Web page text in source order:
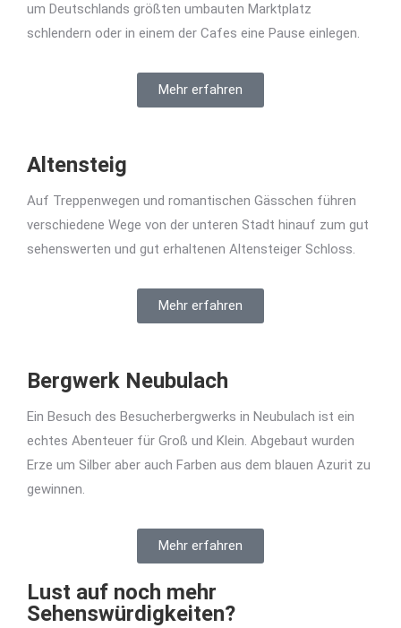
um Deutschlands größten umbauten Marktplatz
schlendern oder in einem der Cafes eine Pause einlegen.
Mehr erfahren
Altensteig
Auf Treppenwegen und romantischen Gässchen führen
verschiedene Wege von der unteren Stadt hinauf zum gut
sehenswerten und gut erhaltenen Altensteiger Schloss.
Mehr erfahren
Bergwerk Neubulach
Ein Besuch des Besucherbergwerks in Neubulach ist ein
echtes Abenteuer für Groß und Klein. Abgebaut wurden
Erze um Silber aber auch Farben aus dem blauen Azurit zu
gewinnen.
Mehr erfahren
Lust auf noch mehr
Sehenswürdigkeiten?